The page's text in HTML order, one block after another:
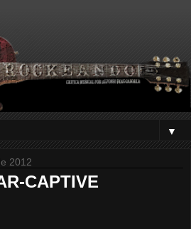
▼
2012
CAPTIVE